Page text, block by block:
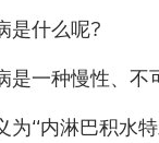
是什么呢?
是一种慢性、不
为“内淋巴积水特